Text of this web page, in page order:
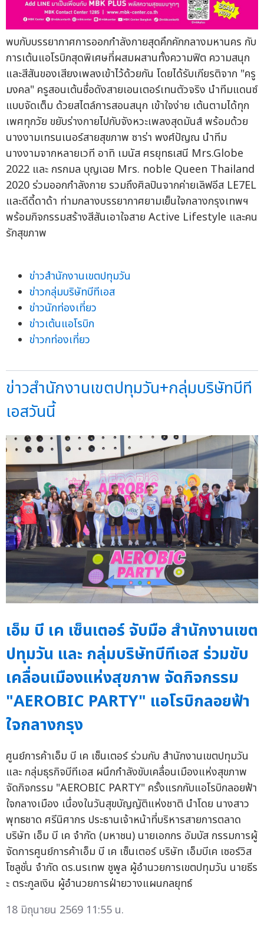
พบกับบรรยากาศการออกกำลังกายสุดคึกคักกลางมหานคร กับ
การเต้นแอโรบิกสุดพิเศษที่ผสมผสานทั้งความฟิต ความสนุก
และสีสันของเสียงเพลงเข้าไว้ด้วยกัน โดยได้รับเกียรติจาก "ครู
มงคล" ครูสอนเต้นชื่อดังสายเอนเตอร์เทนตัวจริง นำทีมแดนซ์
แบบจัดเต็ม ด้วยสไตล์การสอนสนุก เข้าใจง่าย เต้นตามได้ทุก
เพศทุกวัย ขยับร่างกายไปกับจังหวะเพลงสุดมันส์ พร้อมด้วย
นางงามเทรนเนอร์สายสุขภาพ ซาร่า พงศ์ปัญณ นำทีม
นางงามจากหลายเวที อาทิ เมนัส ศรยุทธเสนี Mrs.Globe
2022 และ กรกมล บุญเฉย Mrs. noble Queen Thailand
2020 ร่วมออกกำลังกาย รวมถึงศิลปินจากค่ายเลิฟอีส LE7EL
และดีดี้ดาด้า ท่ามกลางบรรยากาศยามเย็นใจกลางกรุงเทพฯ
พร้อมกิจกรรมสร้างสีสันเอาใจสาย Active Lifestyle และคน
รักสุขภาพ
ข่าวสำนักงานเขตปทุมวัน
ข่าวกลุ่มบริษัทบีทีเอส
ข่าวนักท่องเที่ยว
ข่าวเต้นแอโรบิก
ข่าวกท่องเที่ยว
ข่าวสำนักงานเขตปทุมวัน+กลุ่มบริษัทบีที
เอสวันนี้
เอ็ม บี เค เซ็นเตอร์ จับมือ สำนักงานเขต
ปทุมวัน และ กลุ่มบริษัทบีทีเอส ร่วมขับ
เคลื่อนเมืองแห่งสุขภาพ จัดกิจกรรม
"AEROBIC PARTY" แอโรบิกลอยฟ้า
ใจกลางกรุง
ศูนย์การค้าเอ็ม บี เค เซ็นเตอร์ ร่วมกับ สำนักงานเขตปทุมวัน
และ กลุ่มธุรกิจบีทีเอส ผนึกกำลังขับเคลื่อนเมืองแห่งสุขภาพ
จัดกิจกรรม "AEROBIC PARTY" ครั้งแรกกับแอโรบิกลอยฟ้า
ใจกลางเมือง เนื่องในวันสุขบัญญัติแห่งชาติ นำโดย นางสาว
พุทธชาด ศรีนิศากร ประธานเจ้าหน้าที่บริหารสายการตลาด
บริษัท เอ็ม บี เค จำกัด (มหาชน) นายเอกกร อัมบัส กรรมการผู้
จัดการศูนย์การค้าเอ็ม บี เค เซ็นเตอร์ บริษัท เอ็มบีเค เซอร์วิส
โซลูชั่น จำกัด ดร.นรเทพ ชูพูล ผู้อำนวยการเขตปทุมวัน นายธีร
ะ ตระกูลเงิน ผู้อำนวยการฝ่ายวางแผนกลยุทธ์
18 มิถุนายน 2569 11:55 น.